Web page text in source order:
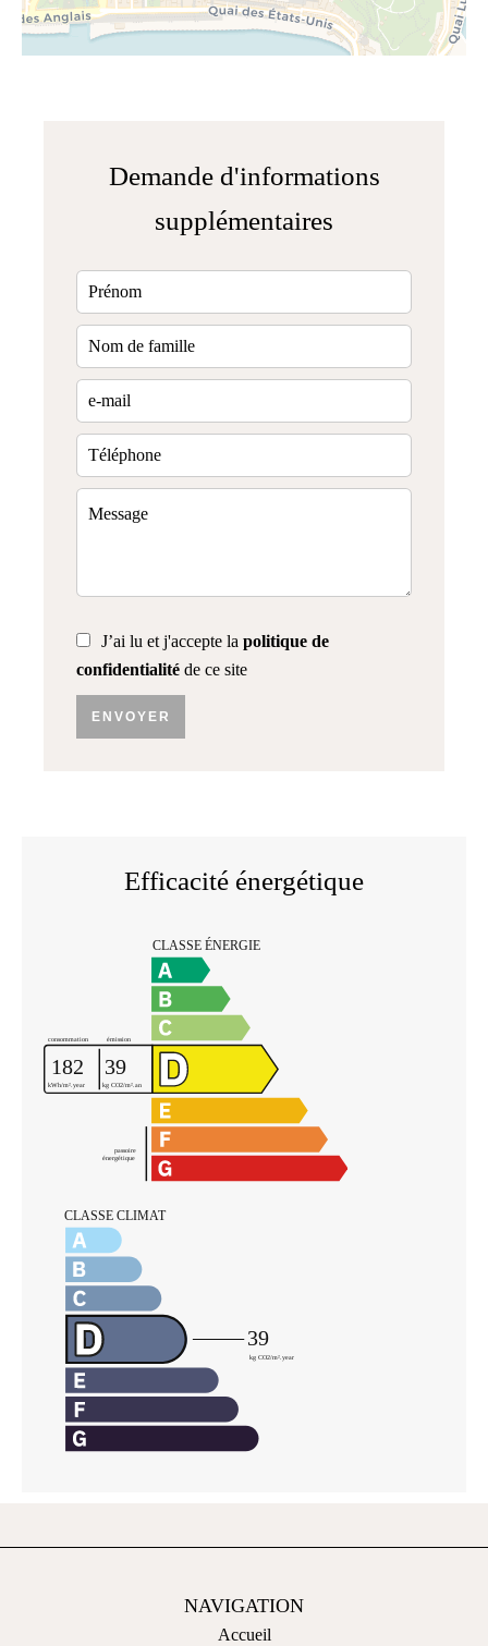
Demande d'informations
supplémentaires
J’ai lu et j'accepte la politique de
confidentialité de ce site
ENVOYER
Efficacité énergétique
NAVIGATION
Accueil